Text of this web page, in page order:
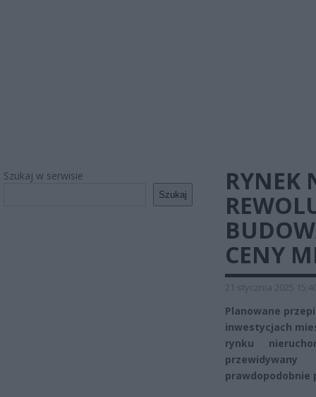
Szukaj w serwisie
Szukaj
RYNEK
CENY
21 stycznia 2025
Planowane
inwestycjach
rynku
prawdopodobnie